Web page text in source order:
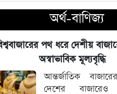
জুলাইয়ের চেতনাকে হৃদয়ে
হবে, যেন তা হারিয়ে না যায়:
রাষ্ট্রপতি
ভারত সরকারের আলটিমেটামের
নতিস্বীকার, ভুল স্বীকার করল
অর্থ-বাণিজ্য
পথ ধরে দেশীয়
অস্বাভাবিক মূল্যবৃদ্ধি
আন্তর্জাতিক
দেশের বাজারেও